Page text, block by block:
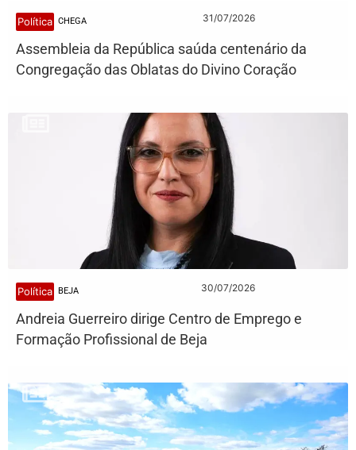
Política CHEGA 31/07/2026
Assembleia da República saúda centenário da
Congregação das Oblatas do Divino Coração
Política BEJA 30/07/2026
Andreia Guerreiro dirige Centro de Emprego e
Formação Profissional de Beja